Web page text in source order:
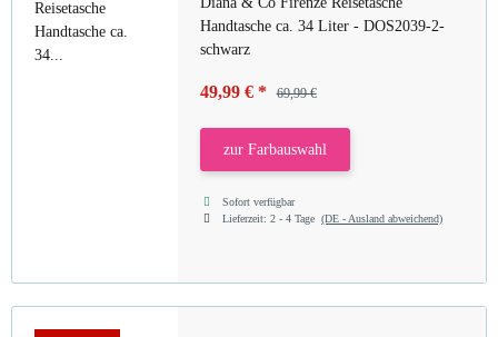
Handtasche ca. 34 Liter - DOS2039-2-
schwarz
49,99 € * 69,99 €
zur Farbauswahl
Sofort verfügbar
Lieferzeit:2 - 4 Tage(DE - Ausland abweichend)